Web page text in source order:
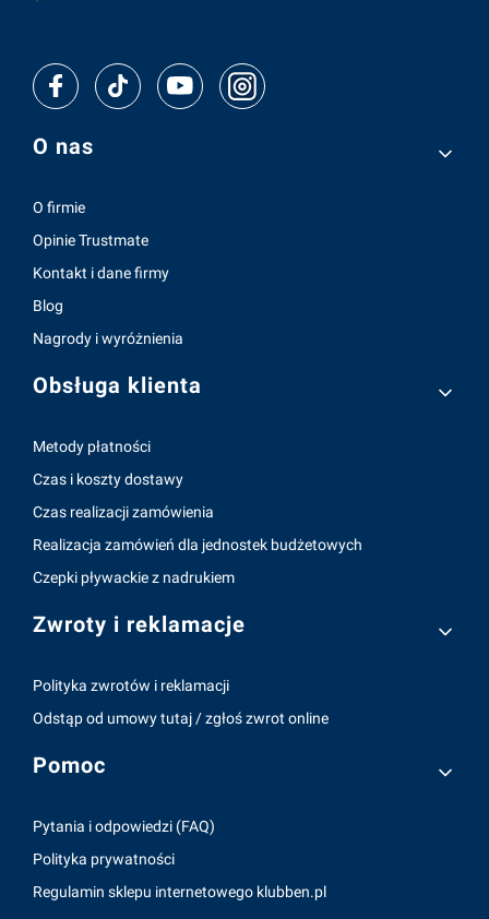
Linki w stopce
O nas
O firmie
Opinie Trustmate
Kontakt i dane firmy
Blog
Nagrody i wyróżnienia
Obsługa klienta
Metody płatności
Czas i koszty dostawy
Czas realizacji zamówienia
Realizacja zamówień dla jednostek budżetowych
Czepki pływackie z nadrukiem
Zwroty i reklamacje
Polityka zwrotów i reklamacji
Odstąp od umowy tutaj / zgłoś zwrot online
Pomoc
Pytania i odpowiedzi (FAQ)
Polityka prywatności
Regulamin sklepu internetowego klubben.pl